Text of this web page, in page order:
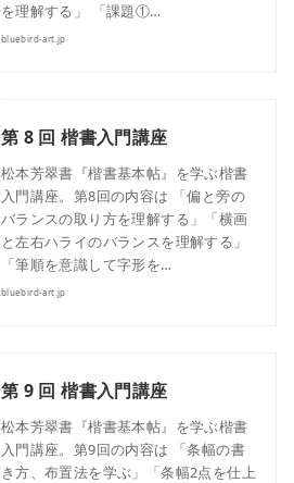
を理解する」 「課題①…
bluebird-art.jp
第 8 回 楷書入門講座
松本芳翠書『楷書基本帖』を学ぶ楷書
入門講座。第8回の内容は 「偏と旁の
バランスの取り方を理解する」「横画
と左右ハライのバランスを理解する」
「筆順を意識して字形を…
bluebird-art.jp
第 9 回 楷書入門講座
松本芳翠書『楷書基本帖』を学ぶ楷書
入門講座。第9回の内容は 「条幅の書
き方、布置法を学ぶ」「条幅2点を仕上